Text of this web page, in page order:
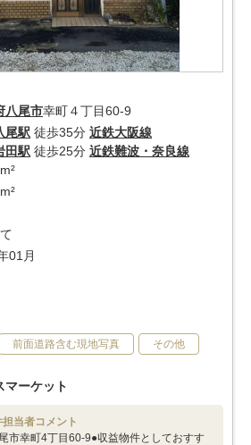
八尾市幸町４丁目60-9
尾駅 徒歩35分 近鉄大阪線
田駅 徒歩25分 近鉄難波・奈良線
01月
前面道路含む現地写真 その他
マーケット
担当者コメント
市幸町4丁目60-9●収益物件としておすす